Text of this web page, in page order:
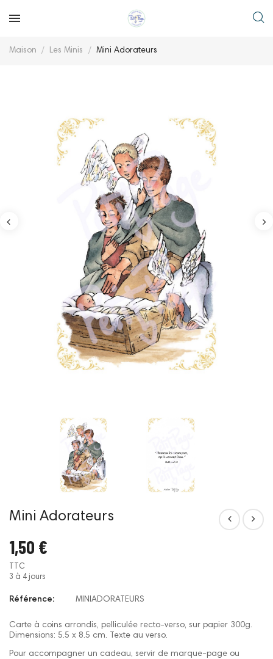
Maison Les Minis Mini Adorateurs
Mini Adorateurs
1,50 €
TTC
3 à 4 jours
Référence: MINIADORATEURS
Carte à coins arrondis, pelliculée recto-verso, sur papier 300g.
Dimensions: 5.5 x 8.5 cm. Texte au verso.
Pour accompagner un cadeau, servir de marque-page ou